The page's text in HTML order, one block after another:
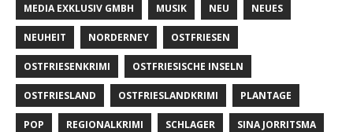
MEDIA EXKLUSIV GMBH MUSIK NEU NEUES
NEUHEIT NORDERNEY OSTFRIESEN
OSTFRIESENKRIMI OSTFRIESISCHE INSELN
OSTFRIESLAND OSTFRIESLANDKRIMI PLANTAGE
POP REGIONALKRIMI SCHLAGER SINA JORRITSMA